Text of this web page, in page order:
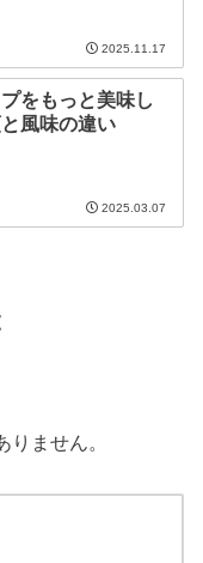
2025.11.17
をもっと美味し
風味の違い
2025.03.07
りません。